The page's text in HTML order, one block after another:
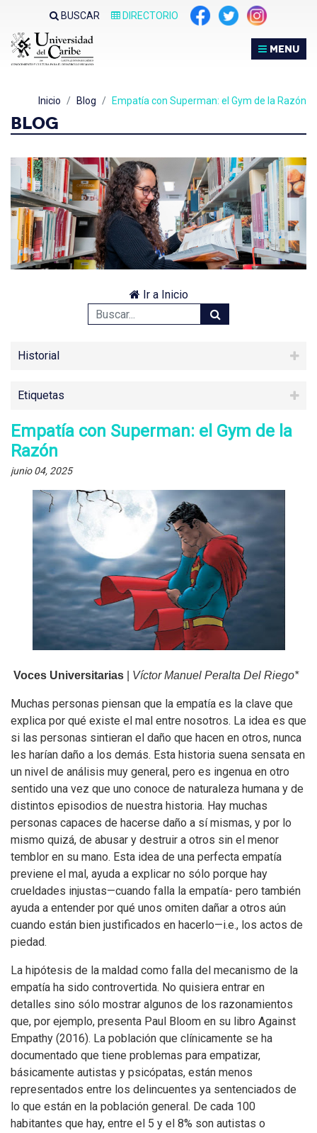
BUSCAR DIRECTORIO
MENU
Inicio Blog Empatía con Superman: el Gym de la Razón
BLOG
Ir a Inicio
Historial
Etiquetas
Empatía con Superman: el Gym de la
Razón
junio 04, 2025
Voces Universitarias Víctor Manuel Peralta Del Riego*
Muchas personas piensan que la empatía es la clave que
explica por qué existe el mal entre nosotros. La idea es que
si las personas sintieran el daño que hacen en otros, nunca
les harían daño a los demás. Esta historia suena sensata en
un nivel de análisis muy general, pero es ingenua en otro
sentido una vez que uno conoce de naturaleza humana y de
distintos episodios de nuestra historia. Hay muchas
personas capaces de hacerse daño a sí mismas, y por lo
mismo quizá, de abusar y destruir a otros sin el menor
temblor en su mano. Esta idea de una perfecta empatía
previene el mal, ayuda a explicar no sólo porque hay
crueldades injustas—cuando falla la empatía- pero también
ayuda a entender por qué unos omiten dañar a otros aún
cuando están bien justificados en hacerlo—i.e., los actos de
piedad.
La hipótesis de la maldad como falla del mecanismo de la
empatía ha sido controvertida. No quisiera entrar en
detalles sino sólo mostrar algunos de los razonamientos
que, por ejemplo, presenta Paul Bloom en su libro Against
Empathy (2016). La población que clínicamente se ha
documentado que tiene problemas para empatizar,
básicamente autistas y psicópatas, están menos
representados entre los delincuentes ya sentenciados de
lo que están en la población general. De cada 100
habitantes que hay, entre el 5 y el 8% son autistas o